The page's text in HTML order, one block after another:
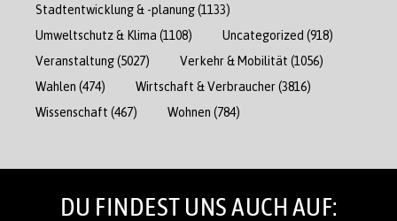
Stadtentwicklung & -planung(1133)
Umweltschutz & Klima (1108) Uncategorized (918)
Veranstaltung(5027) Verkehr & Mobilität (1056)
Wahlen (474) Wirtschaft & Verbraucher(3816)
Wissenschaft (467) Wohnen (784)
DU FINDEST UNS AUCH AUF: